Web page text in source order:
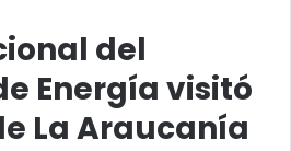
del
Energía visitó
La Araucanía